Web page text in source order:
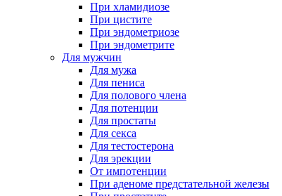
При хламидиозе
При цистите
При эндометриозе
При эндометрите
Для мужчин
Для мужа
Для пениса
Для полового члена
Для потенции
Для простаты
Для секса
Для тестостерона
Для эрекции
От импотенции
При аденоме предстательной железы